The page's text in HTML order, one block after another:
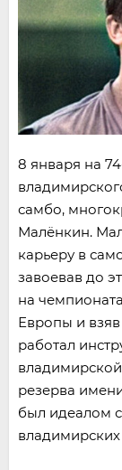
8 января на
самбо,
Малёнкин.
карьеру в
завоевав до
на
Европы и
работал
резерва
был идеалом